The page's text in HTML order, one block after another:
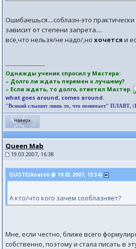
Ошибаешься....соблазн-это практически
зависит от степени запрета....
все,что нельзя/не надо/,нохочетсяи
--------------------
Однажды ученик спросил у Мастера:
– Долго ли ждать перемен к лучшему?
– Если ждать, то долго, ответил Мастер.
what goes around, comes around.
"Всякий слышит лишь то, что понимает" ПЛАВТ,
Queen Mab
19.03.2007, 16:38
QUOTE(Anatoli @ 19.03.2007, 15:34)
А кто/что кого зачем сооблазняет?
Мне, если честно, ближе всего
собственно, поэтому и стала писать в